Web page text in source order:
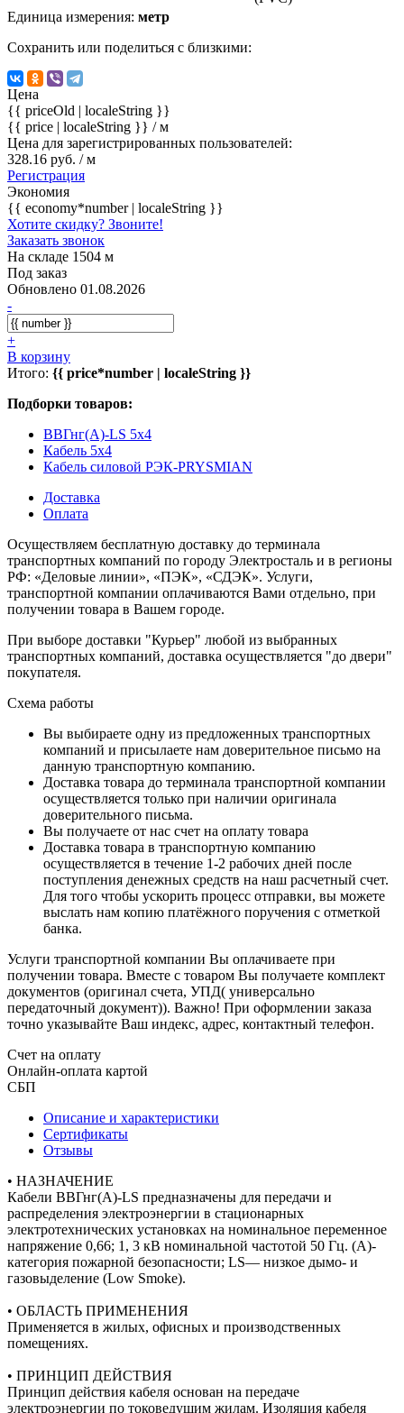
Единица измерения: метр
Сохранить или поделиться с близкими:
Цена
{{ priceOld | localeString }}
{{ price | localeString }} / м
Цена для зарегистрированных пользователей:
328.16 руб. / м
Регистрация
Экономия
{{ economy*number | localeString }}
Хотите скидку? Звоните!
Заказать звонок
На складе 1504 м
Под заказ
Обновлено 01.08.2026
-
+
В корзину
Итого: {{ price*number | localeString }}
Подборки товаров:
ВВГнг(А)-LS 5x4
Кабель 5x4
Кабель силовой РЭК-PRYSMIAN
Доставка
Оплата
Осуществляем бесплатную доставку до терминала
транспортных компаний по городу Электросталь и в регионы
РФ: «Деловые линии», «ПЭК», «СДЭК». Услуги,
транспортной компании оплачиваются Вами отдельно, при
получении товара в Вашем городе.
При выборе доставки "Курьер" любой из выбранных
транспортных компаний, доставка осуществляется "до двери"
покупателя.
Схема работы
Вы выбираете одну из предложенных транспортных
компаний и присылаете нам доверительное письмо на
данную транспортную компанию.
Доставка товара до терминала транспортной компании
осуществляется только при наличии оригинала
доверительного письма.
Вы получаете от нас счет на оплату товара
Доставка товара в транспортную компанию
осуществляется в течение 1-2 рабочих дней после
поступления денежных средств на наш расчетный счет.
Для того чтобы ускорить процесс отправки, вы можете
выслать нам копию платёжного поручения с отметкой
банка.
Услуги транспортной компании Вы оплачиваете при
получении товара. Вместе с товаром Вы получаете комплект
документов (оригинал счета, УПД( универсально
передаточный документ)). Важно! При оформлении заказа
точно указывайте Ваш индекс, адрес, контактный телефон.
Счет на оплату
Онлайн-оплата картой
СБП
Описание и характеристики
Сертификаты
Отзывы
• НАЗНАЧЕНИЕ
Кабели ВВГнг(А)-LS предназначены для передачи и
распределения электроэнергии в стационарных
электротехнических установках на номинальное переменное
напряжение 0,66; 1, 3 кВ номинальной частотой 50 Гц. (A)-
категория пожарной безопасности; LS— низкое дымо- и
газовыделение (Low Smoke).
• ОБЛАСТЬ ПРИМЕНЕНИЯ
Применяется в жилых, офисных и производственных
помещениях.
• ПРИНЦИП ДЕЙСТВИЯ
Принцип действия кабеля основан на передаче
электроэнергии по токоведущим жилам. Изоляция кабеля